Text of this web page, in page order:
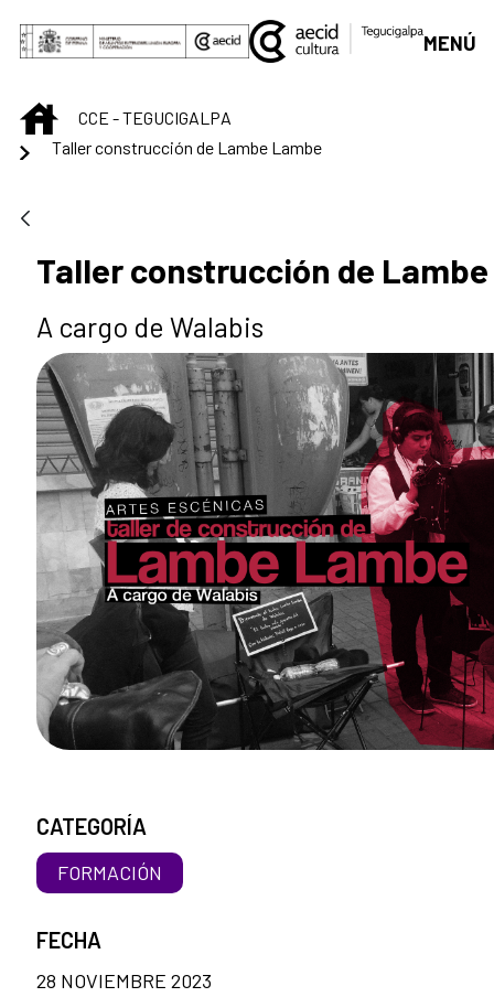
Saltar al contenido principal
MENÚ
INICIOCCE - TEGUCIGALPA
Taller construcción de Lambe Lambe
Taller construcción de
A cargo de Walabis
CATEGORÍA
FORMACIÓN
FECHA
28 NOVIEMBRE 2023